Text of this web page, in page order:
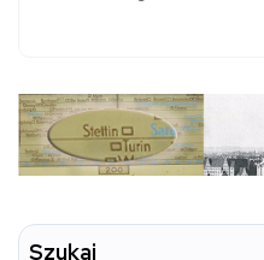
Szukaj